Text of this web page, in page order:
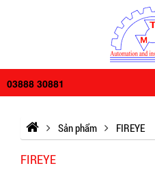
03888 30881
Sản phẩm FIREYE
FIREYE